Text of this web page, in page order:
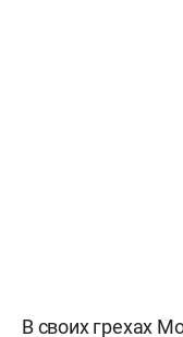
В своих грехах